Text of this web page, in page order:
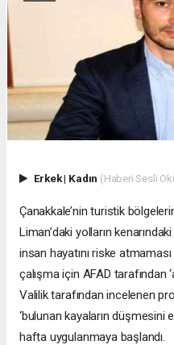
Erkek| Kadın (Haberi Sesli
Çanakkale’nin turistik
Liman’daki yolların
insan hayatını riske
çalışma için AFAD tarafından
Valilik tarafından incelenen
‘bulunan kayaların düşmesini
hafta uygulanmaya başlandı.